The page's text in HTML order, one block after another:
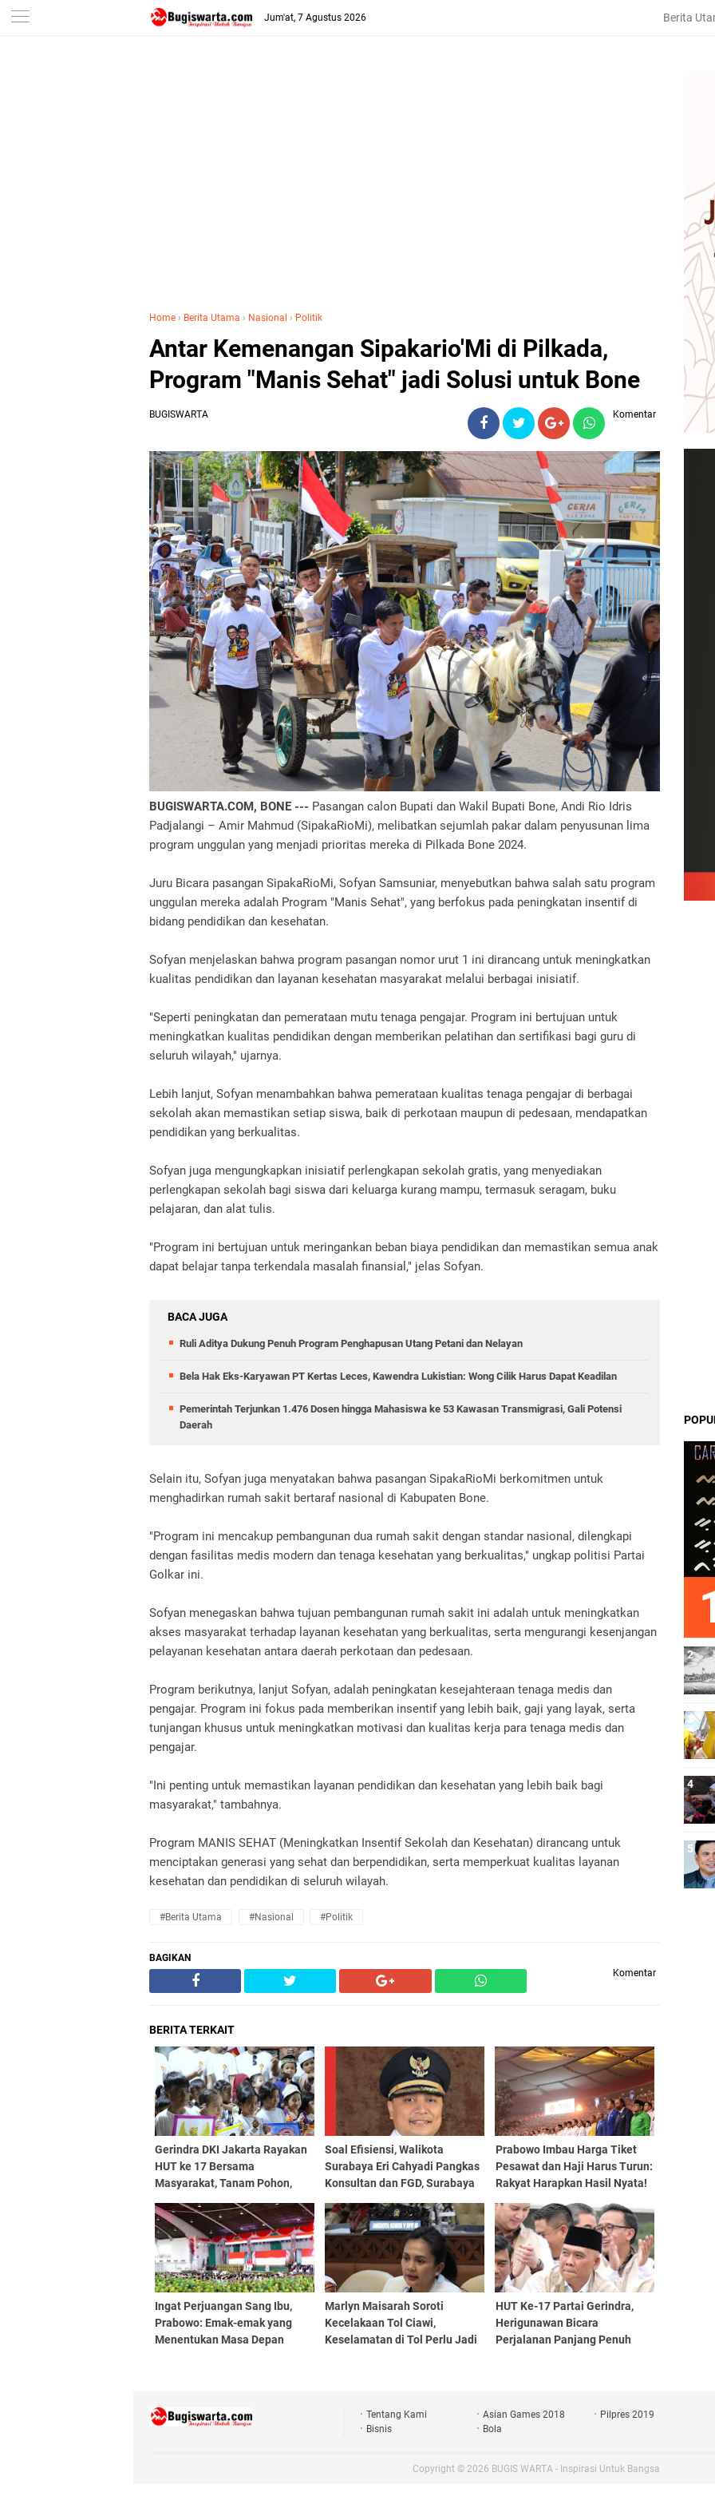
-->
Jum'at, 7 Agustus 2026 Berita
Home › Berita Utama › Nasional › Politik
Antar Kemenangan Sipakario'Mi di Pilkada,
Program "Manis Sehat" jadi Solusi untuk Bone
BUGISWARTA Komentar
BUGISWARTA.COM, BONE --- Pasangan calon Bupati dan Wakil Bupati Bone, Andi Rio Idris
Padjalangi – Amir Mahmud (SipakaRioMi), melibatkan sejumlah pakar dalam penyusunan lima
program unggulan yang menjadi prioritas mereka di Pilkada Bone 2024.
Juru Bicara pasangan SipakaRioMi, Sofyan Samsuniar, menyebutkan bahwa salah satu program
unggulan mereka adalah Program "Manis Sehat", yang berfokus pada peningkatan insentif di
bidang pendidikan dan kesehatan.
Sofyan menjelaskan bahwa program pasangan nomor urut 1 ini dirancang untuk meningkatkan
kualitas pendidikan dan layanan kesehatan masyarakat melalui berbagai inisiatif.
"Seperti peningkatan dan pemerataan mutu tenaga pengajar. Program ini bertujuan untuk
meningkatkan kualitas pendidikan dengan memberikan pelatihan dan sertifikasi bagi guru di
seluruh wilayah," ujarnya.
Lebih lanjut, Sofyan menambahkan bahwa pemerataan kualitas tenaga pengajar di berbagai
sekolah akan memastikan setiap siswa, baik di perkotaan maupun di pedesaan, mendapatkan
pendidikan yang berkualitas.
Sofyan juga mengungkapkan inisiatif perlengkapan sekolah gratis, yang menyediakan
perlengkapan sekolah bagi siswa dari keluarga kurang mampu, termasuk seragam, buku
pelajaran, dan alat tulis.
"Program ini bertujuan untuk meringankan beban biaya pendidikan dan memastikan semua anak
dapat belajar tanpa terkendala masalah finansial," jelas Sofyan.
BACA JUGA
Ruli Aditya Dukung Penuh Program Penghapusan Utang Petani dan Nelayan
Bela Hak Eks-Karyawan PT Kertas Leces, Kawendra Lukistian: Wong Cilik Harus Dapat Keadilan
Pemerintah Terjunkan 1.476 Dosen hingga Mahasiswa ke 53 Kawasan Transmigrasi, Gali Potensi
Daerah
Selain itu, Sofyan juga menyatakan bahwa pasangan SipakaRioMi berkomitmen untuk
menghadirkan rumah sakit bertaraf nasional di Kabupaten Bone.
"Program ini mencakup pembangunan dua rumah sakit dengan standar nasional, dilengkapi
dengan fasilitas medis modern dan tenaga kesehatan yang berkualitas," ungkap politisi Partai
Golkar ini.
Sofyan menegaskan bahwa tujuan pembangunan rumah sakit ini adalah untuk meningkatkan
akses masyarakat terhadap layanan kesehatan yang berkualitas, serta mengurangi kesenjangan
pelayanan kesehatan antara daerah perkotaan dan pedesaan.
Program berikutnya, lanjut Sofyan, adalah peningkatan kesejahteraan tenaga medis dan
pengajar. Program ini fokus pada memberikan insentif yang lebih baik, gaji yang layak, serta
tunjangan khusus untuk meningkatkan motivasi dan kualitas kerja para tenaga medis dan
pengajar.
"Ini penting untuk memastikan layanan pendidikan dan kesehatan yang lebih baik bagi
masyarakat," tambahnya.
Program MANIS SEHAT (Meningkatkan Insentif Sekolah dan Kesehatan) dirancang untuk
menciptakan generasi yang sehat dan berpendidikan, serta memperkuat kualitas layanan
kesehatan dan pendidikan di seluruh wilayah.
#Berita Utama #Nasional #Politik
BAGIKAN
Komentar
BERITA TERKAIT
Gerindra DKI Jakarta Rayakan
HUT ke 17 Bersama
Masyarakat, Tanam Pohon,
Kesehatan Gratis
Soal Efisiensi, Walikota
Surabaya Eri Cahyadi Pangkas
Konsultan dan FGD, Surabaya
Prabowo Imbau Harga Tiket
Pesawat dan Haji Harus Turun:
Rakyat Harapkan Hasil Nyata!
Ingat Perjuangan Sang Ibu,
Prabowo: Emak-emak yang
Menentukan Masa Depan
Marlyn Maisarah Soroti
Kecelakaan Tol Ciawi,
Keselamatan di Tol Perlu Jadi
HUT Ke-17 Partai Gerindra,
Herigunawan Bicara
Perjalanan Panjang Penuh
Tentang Kami Asian Games 2018
Pilpres 2019
Bisnis
Bola
Copyright © 2026 BUGIS WARTA - Inspirasi Untuk Bangsa